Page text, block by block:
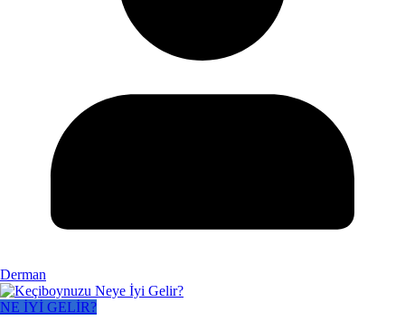
Derman
NE İYİ GELİR?